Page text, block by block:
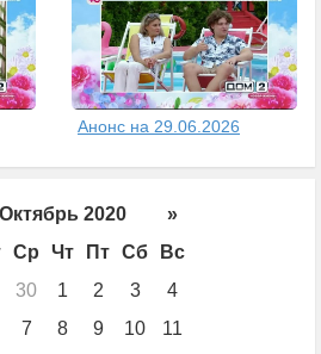
Анонс на 29.06.2026
Октябрь 2020
»
Ср Чт Пт Сб
Вс
30 1 2 3
4
7 8 9 10
11